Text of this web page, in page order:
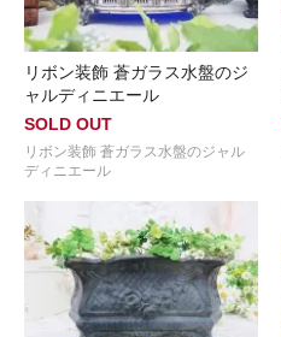
リボン装飾 蒼ガラス水盤のジ
ャルディニエール
SOLD OUT
リボン装飾 蒼ガラス水盤のジャル
ディニエール